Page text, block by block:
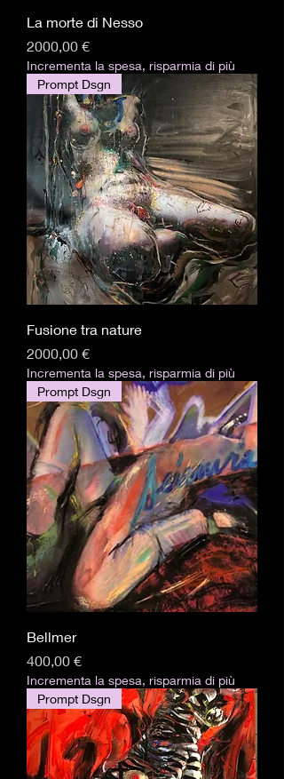
La morte di Nesso
Prezzo
2000,00 €
Incrementa la spesa, risparmia di più
Prompt Dsgn
Fusione tra nature
Prezzo
2000,00 €
Incrementa la spesa, risparmia di più
Prompt Dsgn
Bellmer
Prezzo
400,00 €
Incrementa la spesa, risparmia di più
Prompt Dsgn